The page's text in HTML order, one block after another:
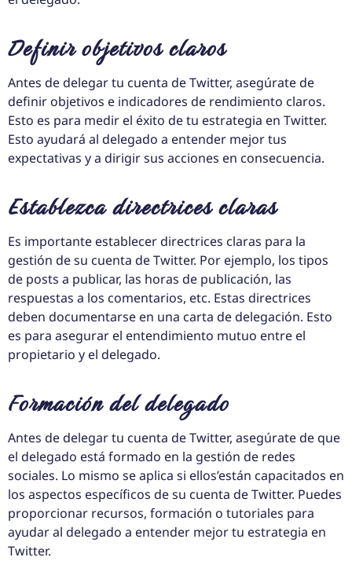
Definir objetivos claros
Antes de delegar tu cuenta de Twitter, asegúrate de
definir objetivos e indicadores de rendimiento claros.
Esto es para medir el éxito de tu estrategia en Twitter.
Esto ayudará al delegado a entender mejor tus
expectativas y a dirigir sus acciones en consecuencia.
Establezca directrices claras
Es importante establecer directrices claras para la
gestión de su cuenta de Twitter. Por ejemplo, los tipos
de posts a publicar, las horas de publicación, las
respuestas a los comentarios, etc. Estas directrices
deben documentarse en una carta de delegación. Esto
es para asegurar el entendimiento mutuo entre el
propietario y el delegado.
Formación del delegado
Antes de delegar tu cuenta de Twitter, asegúrate de que
el delegado está formado en la gestión de redes
sociales. Lo mismo se aplica si ellos’están capacitados en
los aspectos específicos de su cuenta de Twitter. Puedes
proporcionar recursos, formación o tutoriales para
ayudar al delegado a entender mejor tu estrategia en
Twitter.